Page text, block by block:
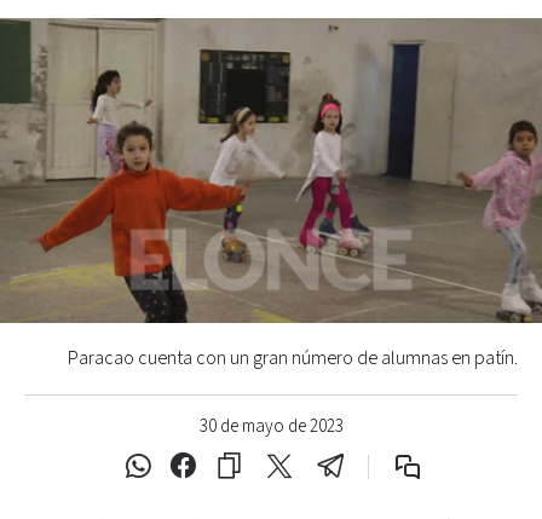
30 de mayo de 2023
Paracao cuenta con un gran número de alumnas en patín.